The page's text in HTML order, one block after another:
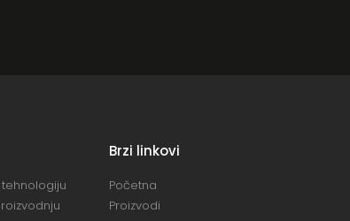
Brzi linkovi
Početna
Proizvodi